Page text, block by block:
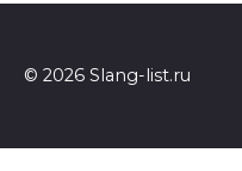
© 2026 Slang-list.ru